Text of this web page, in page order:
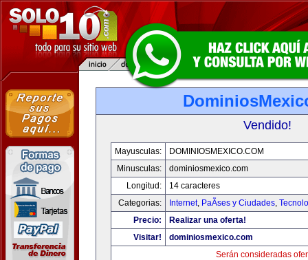
Vendido!
Mayusculas:
DOMINIOSMEXICO.COM
Minusculas:
dominiosmexico.com
Longitud:
14 caracteres
Categorias:
Internet, PaÃ­ses y Ciudades,
Precio:
Realizar una oferta!
Visitar!
dominiosmexico.com
Serán consideradas